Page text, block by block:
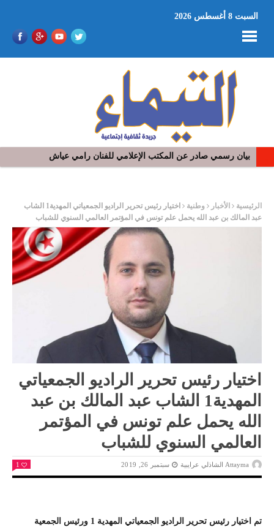
السبت 8 أغسطس 2026
بيان رسمي صادر عن المكتب الإعلامي للفنان رامي عياش
الرئيسية الأخبار وطنية
اختيار رئيس تحرير الراديو الجمعياتي المهدية1 الشاب
عبد المالك بن عبد الله يحمل علم تونس في المؤتمر العالمي السنوي للشباب
اختيار رئيس تحرير الراديو الجمعياتي
المهدية1 الشاب عبد المالك بن عبد
الله يحمل علم تونس في المؤتمر
العالمي السنوي للشباب
Attayma الشاذلي عرايبية سبتمبر 26, 2019 1
تم اختيار رئيس تحرير الراديو الجمعياتي المهدية 1 ورئيس الجمعية